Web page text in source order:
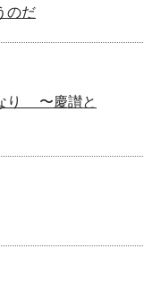
のだ
り 〜慶讃と